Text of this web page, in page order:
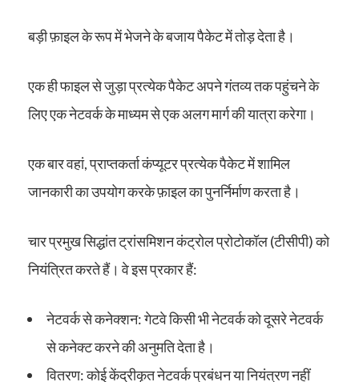
बड़ी फ़ाइल के रूप में भेजने के बजाय पैकेट में तोड़ देता है।
एक ही फाइल से जुड़ा प्रत्येक पैकेट अपने गंतव्य तक पहुंचने के
लिए एक नेटवर्क के माध्यम से एक अलग मार्ग की यात्रा करेगा।
एक बार वहां, प्राप्तकर्ता कंप्यूटर प्रत्येक पैकेट में शामिल
जानकारी का उपयोग करके फ़ाइल का पुनर्निर्माण करता है।
चार प्रमुख सिद्धांत ट्रांसमिशन कंट्रोल प्रोटोकॉल (टीसीपी) को
नियंत्रित करते हैं। वे इस प्रकार हैं:
नेटवर्क से कनेक्शन: गेटवे किसी भी नेटवर्क को दूसरे नेटवर्क
से कनेक्ट करने की अनुमति देता है।
वितरण: कोई केंद्रीकृत नेटवर्क प्रबंधन या नियंत्रण नहीं